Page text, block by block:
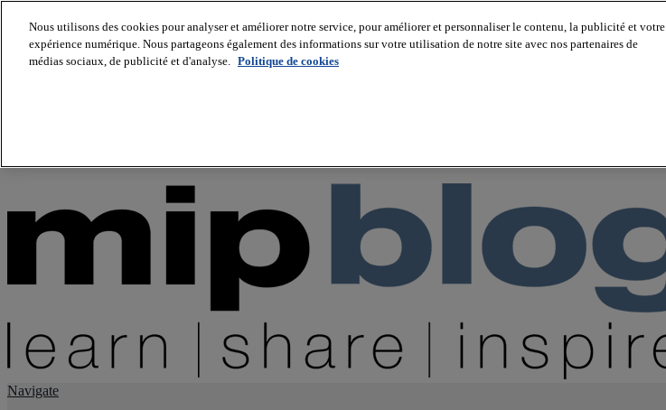
About us
Navigate
Nous utilisons des cookies pour analyser et améliorer notre service, pour améliorer et personnaliser le contenu, la publicité et votre
expérience numérique. Nous partageons également des informations sur votre utilisation de notre site avec nos partenaires de
médias sociaux, de publicité et d'analyse. Politique de cookies